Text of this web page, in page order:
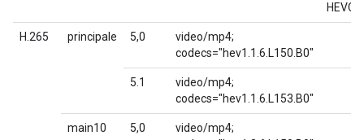
HEVC
H.265 principale 5,0
video/mp4;
codecs="hev1.1.6.L150.B0"
5.1
video/mp4;
codecs="hev1.1.6.L153.B0"
main10 5,0
video/mp4;